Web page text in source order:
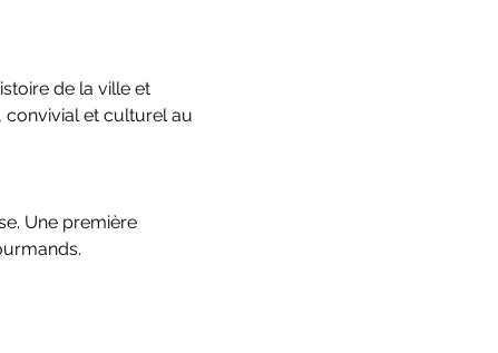
de la ville et
et culturel au
Une première